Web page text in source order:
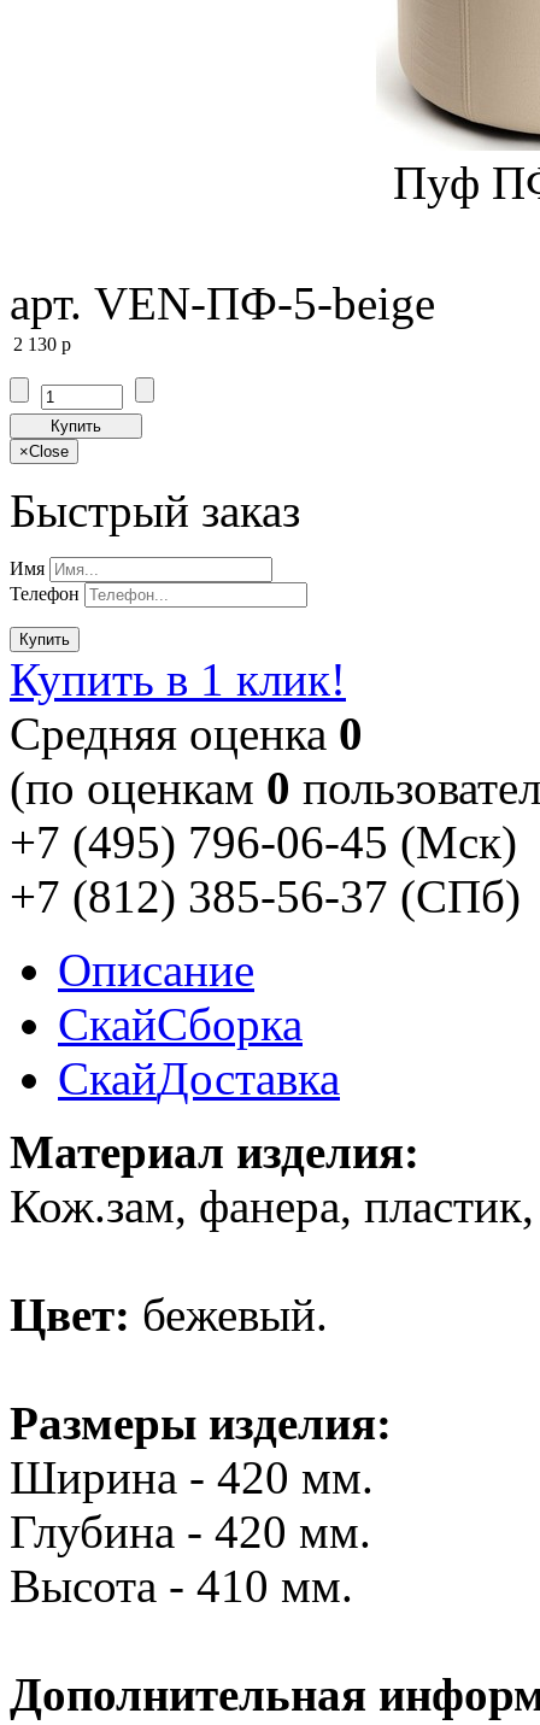
Пуф
арт. VEN-ПФ-5-beige
2 130 p
Купить
×Close
Быстрый заказ
Имя
Телефон
Купить
Купить в 1 клик!
Cредняя оценка 0
(по оценкам 0
+7 (495) 796-06-45 (Мск)
+7 (812) 385-56-37 (СПб)
Описание
СкайСборка
СкайДоставка
Материал изделия:
Кож.зам, фанера,
Цвет: бежевый.
Размеры изделия:
Ширина - 420 мм.
Глубина - 420 мм.
Высота - 410 мм.
Дополнительная